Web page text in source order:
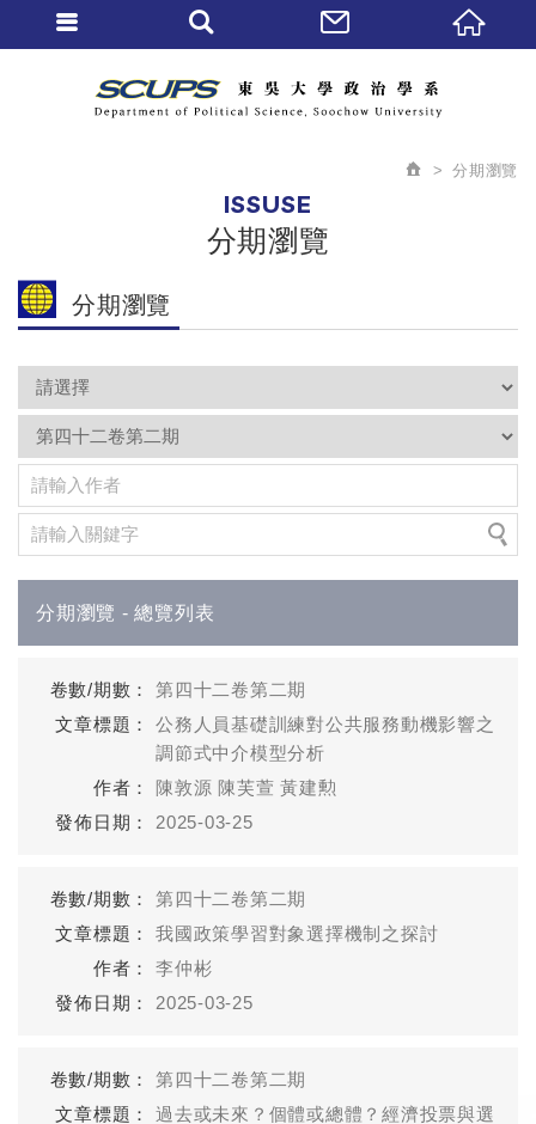
分期瀏覽
ISSUSE
分期瀏覽
分期瀏覽
分期瀏覽 - 總覽列表
第四十二卷第二期
公務人員基礎訓練對公共服務動機影響之
調節式中介模型分析
陳敦源 陳芙萱 黃建勲
2025-03-25
第四十二卷第二期
我國政策學習對象選擇機制之探討
李仲彬
2025-03-25
第四十二卷第二期
過去或未來？個體或總體？經濟投票與選